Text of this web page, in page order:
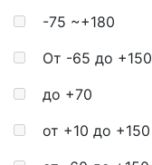
-75 ~+180
От -65 до +150
до +70
от +10 до +150